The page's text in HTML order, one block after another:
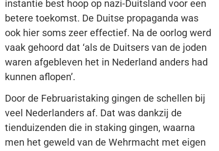
instantie best hoop op nazi-Duitsland voor een
betere toekomst. De Duitse propaganda was
ook hier soms zeer effectief. Na de oorlog werd
vaak gehoord dat ‘als de Duitsers van de joden
waren afgebleven het in Nederland anders had
kunnen aflopen’.
Door de Februaristaking gingen de schellen bij
veel Nederlanders af. Dat was dankzij de
tienduizenden die in staking gingen, waarna
men het geweld van de Wehrmacht met eigen